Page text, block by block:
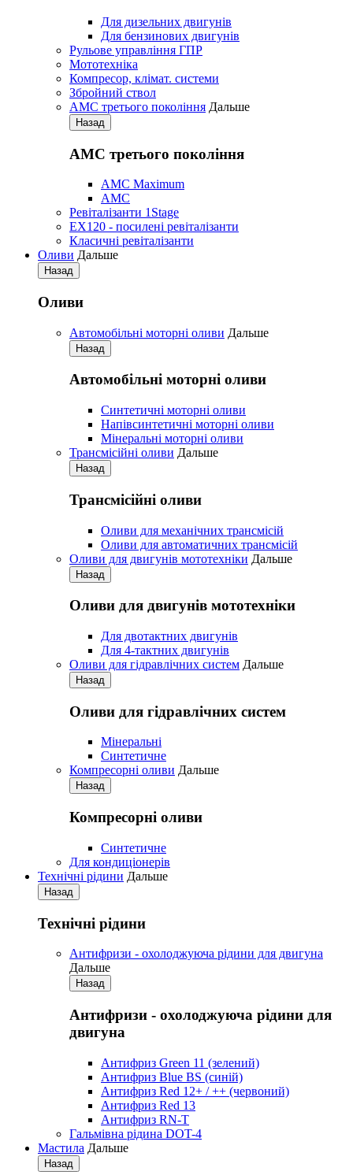
Для дизельних двигунів
Для бензинових двигунів
Рульове управління ГПР
Мототехніка
Компресор, клімат. системи
Збройний ствол
АМС третього покоління Дальше
Назад
АМС третього покоління
AMC Maximum
AMC
Ревіталізанти 1Stage
EX120 - посилені ревіталізанти
Класичні ревіталізанти
Оливи Дальше
Назад
Оливи
Автомобільні моторні оливи Дальше
Назад
Автомобільні моторні оливи
Синтетичні моторні оливи
Напівсинтетичні моторні оливи
Мінеральні моторні оливи
Трансмісійні оливи Дальше
Назад
Трансмісійні оливи
Оливи для механічних трансмісій
Оливи для автоматичних трансмісій
Оливи для двигунів мототехніки Дальше
Назад
Оливи для двигунів мототехніки
Для двотактних двигунів
Для 4-тактних двигунів
Оливи для гідравлічних систем Дальше
Назад
Оливи для гідравлічних систем
Мінеральні
Синтетичне
Компресорні оливи Дальше
Назад
Компресорні оливи
Синтетичне
Для кондиціонерів
Технічні рідини Дальше
Назад
Технічні рідини
Антифризи - охолоджуюча рідини для двигуна
Дальше
Назад
Антифризи - охолоджуюча рідини для
двигуна
Антифриз Green 11 (зелений)
Антифриз Blue BS (синій)
Антифриз Red 12+ / ++ (червоний)
Антифриз Red 13
Антифриз RN-T
Гальмівна рідина DOT-4
Мастила Дальше
Назад